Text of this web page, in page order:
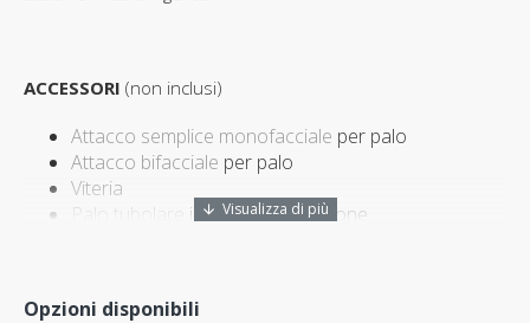
ACCESSORI (non inclusi)
Attacco semplice monofacciale per palo
Attacco bifacciale per palo
Viteria
Palo tubolare
in ferro antirotazione
Opzioni disponibili